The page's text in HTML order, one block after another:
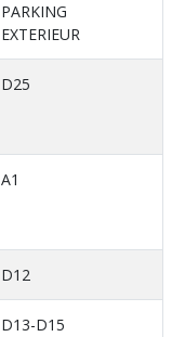
PARKING
EXTERIEUR
D25
A1
D12
D13-D15